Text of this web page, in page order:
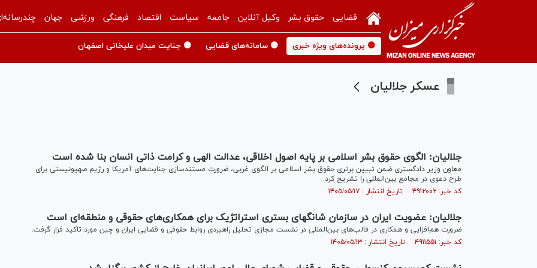
قضایی حقوق بشر وکیل آنلاین جامعه سیاست اقتصاد فرهنگی ورزشی جهان
🟡 پرونده‌های ویژه خبری 🟡 سامانه‌های قضایی 🟡 جنایت میدان علیخانی اصفهان
عسکر جلالیان
جلالیان: الگوی حقوق بشر اسلامی بر پایه اصول اخلاقی، عدالت الهی و کرامت ذاتی انسان بنا شده است
معاون وزیر دادگستری ضمن تبیین برتری حقوق بشر اسلامی بر الگوی غربی، ضرورت مستندسازی جنایت‌های آمریکا و رژیم صهیونیستی برای
طرح دعوی در مجامع بین‌المللی را تشریح کرد.
کد خبر: ۴۹۱۲۰۰۲ تاریخ انتشار : ۱۴۰۵/۰۵/۱۷
جلالیان: عضویت ایران در سازمان شانگهای بستری استراتژیک برای همکاری‌های حقوقی و منطقه‌ای است
ضرورت هم‌افزایی و همکاری در قالب‌های بین‌المللی در نشست مجازی تحلیل راهبردی روابط حقوقی و قضایی ایران و چین مورد تاکید قرار گرفت.
کد خبر: ۴۹۱۱۵۵۱ تاریخ انتشار : ۱۴۰۵/۰۵/۱۳